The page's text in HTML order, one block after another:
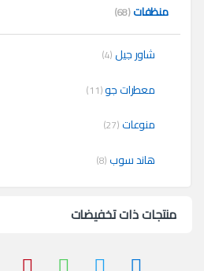
منظفات(68)
شاور جيل(4)
معطرات جو(11)
منوعات(27)
هاند سوب(8)
منتجات ذات تخفيضات